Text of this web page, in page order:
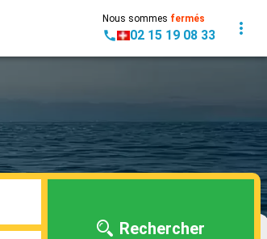
Nous sommes fermés
02 15 19 08 33
Rechercher